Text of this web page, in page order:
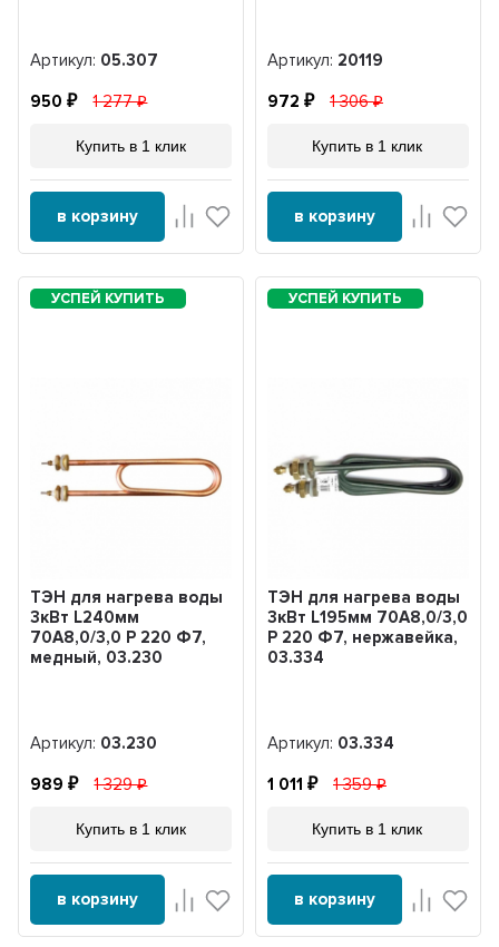
Артикул: 05.307
950 1 277
Купить в 1 клик
в корзину
Артикул: 20119
972 1 306
Купить в 1 клик
в корзину
ТЭН для нагрева воды
3кВт L240мм
70A8,0/3,0 P 220 Ф7,
медный, 03.230
Артикул: 03.230
989 1 329
Купить в 1 клик
в корзину
ТЭН для нагрева воды
3кВт L195мм 70A8,0/3,0
P 220 Ф7, нержавейка,
03.334
Артикул: 03.334
1 011 1 359
Купить в 1 клик
в корзину